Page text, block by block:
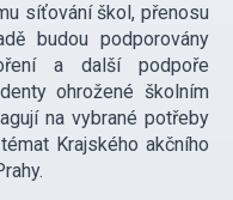
síťování škol, přenosu
budou podporovány
a další podpoře
ohrožené školním
na vybrané potřeby
Krajského akčního